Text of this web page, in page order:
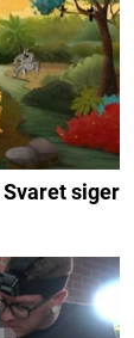
siger